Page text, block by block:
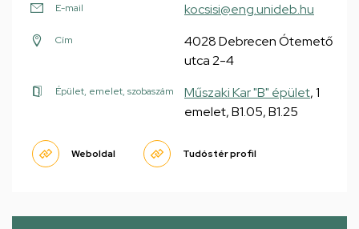
E-mail kocsisi@eng.unideb.hu
Cím
4028 Debrecen Ótemető
utca 2-4
Épület, emelet, szobaszám Műszaki Kar "B" épület, 1
emelet, B1.05, B1.25
Weboldal Tudóstér profil